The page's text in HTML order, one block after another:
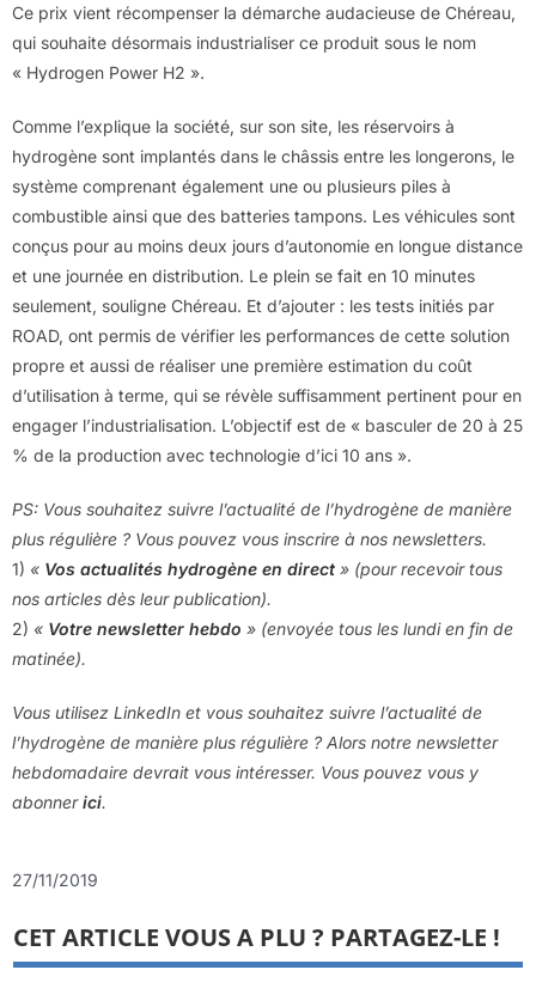
Ce prix vient récompenser la démarche audacieuse de Chéreau,
qui souhaite désormais industrialiser ce produit sous le nom
« Hydrogen Power H2 ».
Comme l’explique la société, sur son site, les réservoirs à
hydrogène sont implantés dans le châssis entre les longerons, le
système comprenant également une ou plusieurs piles à
combustible ainsi que des batteries tampons. Les véhicules sont
conçus pour au moins deux jours d’autonomie en longue distance
et une journée en distribution. Le plein se fait en 10 minutes
seulement, souligne Chéreau. Et d’ajouter : les tests initiés par
ROAD, ont permis de vérifier les performances de cette solution
propre et aussi de réaliser une première estimation du coût
d’utilisation à terme, qui se révèle suffisamment pertinent pour en
engager l’industrialisation. L’objectif est de « basculer de 20 à 25
% de la production avec technologie d’ici 10 ans ».
PS: Vous souhaitez suivre l’actualité de l’hydrogène de manière
plus régulière ? Vous pouvez vous inscrire à nos newsletters.
1) « Vos actualités hydrogène en direct » (pour recevoir tous
nos articles dès leur publication).
2) « Votre newsletter hebdo » (envoyée tous les lundi en fin de
matinée).
Vous utilisez LinkedIn et vous souhaitez suivre l’actualité de
l’hydrogène de manière plus régulière ? Alors notre newsletter
hebdomadaire devrait vous intéresser. Vous pouvez vous y
abonnerici.
27/11/2019
CET ARTICLE VOUS A PLU ? PARTAGEZ-LE !